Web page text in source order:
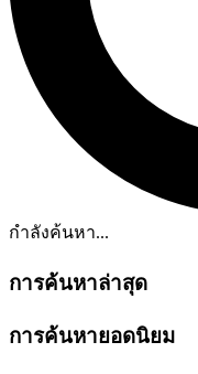
กำลังค้นหา...
การค้นหาล่าสุด
การค้นหายอดนิยม